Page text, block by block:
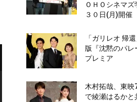
ＯＨＯシネマズ
３０日(月)開催
「ガリレオ 帰
版『沈黙のパレ
プレミア
木村拓哉、東映
で綾瀬はるか